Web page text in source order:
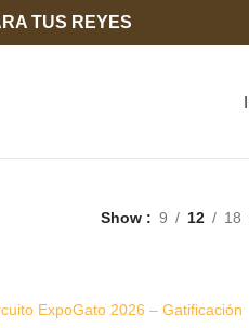
TUS REYES
Show 9 12 18
ExpoGato 2026 – Gatificación